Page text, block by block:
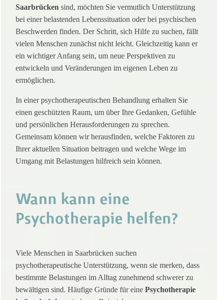
Saarbrücken sind, möchten Sie vermutlich Unterstützung
bei einer belastenden Lebenssituation oder bei psychischen
Beschwerden finden. Der Schritt, sich Hilfe zu suchen, fällt
vielen Menschen zunächst nicht leicht. Gleichzeitig kann er
ein wichtiger Anfang sein, um neue Perspektiven zu
entwickeln und Veränderungen im eigenen Leben zu
ermöglichen.
In einer psychotherapeutischen Behandlung erhalten Sie
einen geschützten Raum, um über Ihre Gedanken, Gefühle
und persönlichen Herausforderungen zu sprechen.
Gemeinsam können wir herausfinden, welche Faktoren zu
Ihrer aktuellen Situation beitragen und welche Wege im
Umgang mit Belastungen hilfreich sein können.
Wann kann eine
Psychotherapie helfen?
Viele Menschen in Saarbrücken suchen
psychotherapeutische Unterstützung, wenn sie merken, dass
bestimmte Belastungen im Alltag zunehmend schwerer zu
bewältigen sind. Häufige Gründe für eine Psychotherapie